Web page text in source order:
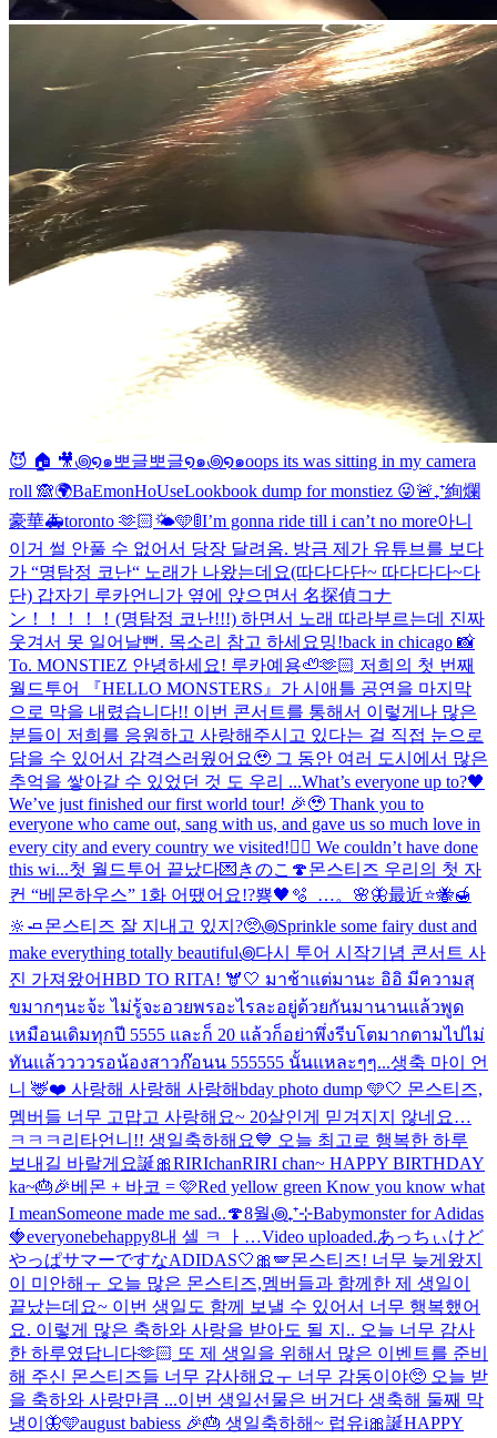
😈 🏠 🎥꩜໑๑뽀글뽀글໑๑꩜໑๑oops its was sitting in my camera
roll 🙈🌍BaEmonHoUseLookbook dump for monstiez 😜🚨₊⁺絢爛
豪華🚑toronto 🫶🏻🌤️🩵🚦I’m gonna ride till i can’t no more아니
이거 썰 안풀 수 없어서 당장 달려옴. 방금 제가 유튜브를 보다
가 “명탐정 코난“ 노래가 나왔는데요(따다다단~ 따다다다~다
단) 갑자기 루카언니가 옆에 앉으면서 名探偵コナ
ン！！！！！(명탐정 코난!!!) 하면서 노래 따라부르는데 진짜
웃겨서 못 일어날뻔. 목소리 참고 하세요밍!back in chicago 📸
To. MONSTIEZ 안녕하세요! 루카예용🦥🫶🏻 저희의 첫 번째
월드투어 『HELLO MONSTERS』가 시애틀 공연을 마지막
으로 막을 내렸습니다!! 이번 콘서트를 통해서 이렇게나 많은
분들이 저희를 응원하고 사랑해주시고 있다는 걸 직접 눈으로
담을 수 있어서 감격스러웠어요🥹 그 동안 여러 도시에서 많은
추억을 쌓아갈 수 있었던 것 도 우리 ...What’s everyone up to?🖤
We’ve just finished our first world tour! 🎉🥹 Thank you to
everyone who came out, sang with us, and gave us so much love in
every city and every country we visited!❤️‍🔥 We couldn’t have done
this wi...첫 월드투어 끝났다💌 きのこ🍄몬스티즈 우리의 첫 자
컨 “베몬하우스” 1화 어땠어요!?뿅🖤 🫧_…。🌸🦋最近⭐️🐝🍯
🔆🧈몬스티즈 잘 지내고 있지?🥺꩜Sprinkle some fairy dust and
make everything totally beautiful꩜다시 투어 시작기념 콘서트 사
진 가져왔어HBD TO RITA! 🫎🤍 มาช้าแต่มานะ อิอิ มีความสุ
ขมากๆนะจ้ะ ไม่รู้จะอวยพรอะไรละอยู่ด้วยกันมานานแล้วพูด
เหมือนเดิมทุกปี 5555 และก็ 20 แล้วก็อย่าพึ่งรีบโตมากตามไปไม่
ทันแล้ววววรอน้องสาวก๊อนน 555555 นั้นแหละๆๆ...생축 마이 언
니 🦌❤️ 사랑해 사랑해 사랑해bday photo dump 🩵🤍 몬스티즈,
멤버들 너무 고맙고 사랑해요~ 20살인게 믿겨지지 않네요…
ㅋㅋㅋ 리타언니!! 생일축하해요💙 오늘 최고로 행복한 하루
보내길 바랄게요誕🎀RIRIchanRIRI chan~ HAPPY BIRTHDAY
ka~🎂🎉베몬 + 바코 = 🩷Red yellow green Know you know what
I meanSomeone made me sad..🍄8월꩜₊⁺⊹Babymonster for Adidas
🍓everyonebehappy8내 셀 ㅋ ㅏ…Video uploaded.あっちぃけど
やっぱサマーですなADIDAS🤍🎀🪽몬스티즈! 너무 늦게왔지
이 미안해ㅜ 오늘 많은 몬스티즈,멤버들과 함께한 제 생일이
끝났는데요~ 이번 생일도 함께 보낼 수 있어서 너무 행복했어
요. 이렇게 많은 축하와 사랑을 받아도 될 지.. 오늘 너무 감사
한 하루였답니다🫶🏻 또 제 생일을 위해서 많은 이벤트를 준비
해 주신 몬스티즈들 너무 감사해요ㅜ 너무 감동이야🥺 오늘 받
을 축하와 사랑만큼 ...이번 생일선물은 버거다 생축해 둘째 막
냉이🦋🩵august babiess 🎉🎂 생일축하해~ 럽유i🎀誕HAPPY